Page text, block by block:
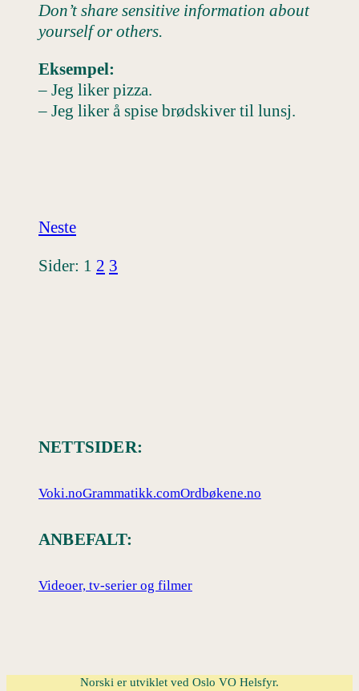
Don’t share sensitive information about
yourself or others.
Eksempel:
– Jeg liker pizza.
– Jeg liker å spise brødskiver til lunsj.
Neste
Sider: 1 2 3
NETTSIDER:
Voki.noGrammatikk.comOrdbøkene.no
ANBEFALT:
Videoer, tv-serier og filmer
Norski er utviklet ved Oslo VO Helsfyr.